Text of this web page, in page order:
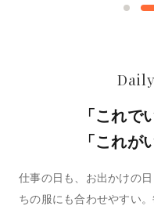
「これで
「これが
仕事の日も、お出かけの
ちの服にも合わせやすい